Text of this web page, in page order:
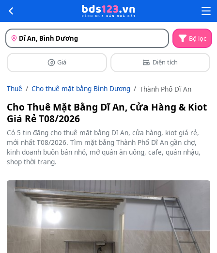
Dĩ An, Bình Dương Bộ lọc
Giá Diện tích
Thuê Cho thuê mặt bằng Bình Dương Thành Phố Dĩ An
Cho Thuê Mặt Bằng Dĩ An, Cửa Hàng & Kiot
Giá Rẻ T08/2026
Có 5 tin đăng cho thuê mặt bằng Dĩ An, cửa hàng, kiot giá rẻ,
mới nhất T08/2026. Tìm mặt bằng Thành Phố Dĩ An gần chợ,
kinh doanh buôn bán nhỏ, mở quán ăn uống, cafe, quán nhậu,
shop thời trang.